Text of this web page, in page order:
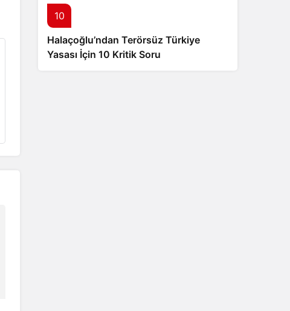
10
Halaçoğlu’ndan Terörsüz Türkiye
Yasası İçin 10 Kritik Soru